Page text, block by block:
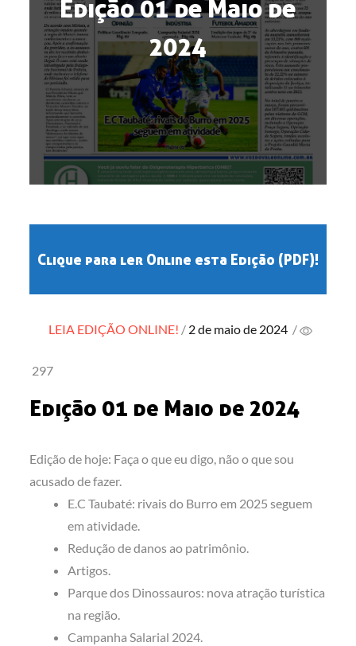
Edição 01 de Maio de
2024
Clique para ler Online esta Edição (PDF)!
LEIA EDIÇÃO ONLINE! Posted
2 de maio de 2024 /
297
Edição 01 de Maio de 2024
Edição de hoje: Faça o que eu digo, não o que sou
acusado de fazer.
E.C Taubaté: rivais do Burro em 2025 seguem
em atividade.
Redução de danos ao patrimônio.
Artigos.
Parque dos Dinossauros: nova atração turística
na região.
Campanha Salarial 2024.